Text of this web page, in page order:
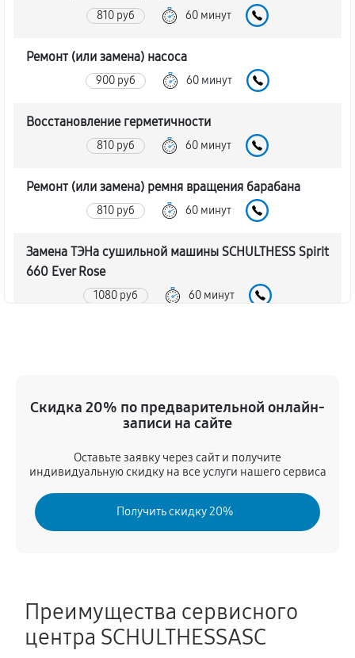
810 руб 60 минут
Ремонт (или замена) насоса
900 руб 60 минут
Восстановление герметичности
810 руб 60 минут
Ремонт (или замена) ремня вращения барабана
810 руб 60 минут
Замена ТЭНа сушильной машины SCHULTHESS Spirit
660 Ever Rose
1080 руб 60 минут
Замена устройств управления
720 руб 60 минут
Устранение засора сушильной машины
1440 руб 60 минут
Замена дисплея сушильной машины SCHULTHESS
Spirit 660 Ever Rose
Скидка 20% по предварительной онлайн-
записи на сайте
Оставьте заявку через сайт и получите
индивидуальную скидку на все услуги нашего сервиса
Получить скидку 20%
Преимущества сервисного
центра SCHULTHESSASC